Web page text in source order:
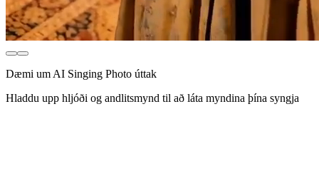
Dæmi um AI Singing Photo úttak
Hladdu upp hljóði og andlitsmynd til að láta myndina þína syngja